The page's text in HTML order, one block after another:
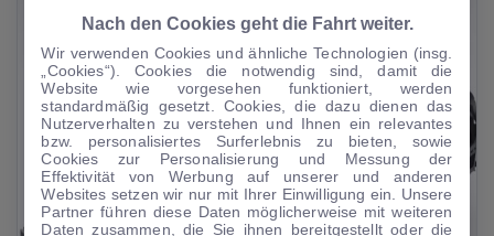
Nach den Cookies geht die Fahrt weiter.
Wir verwenden Cookies und ähnliche Technologien (insg.
„Cookies“). Cookies die notwendig sind, damit die
Website wie vorgesehen funktioniert, werden
standardmäßig gesetzt. Cookies, die dazu dienen das
Nutzerverhalten zu verstehen und Ihnen ein relevantes
bzw. personalisiertes Surferlebnis zu bieten, sowie
Cookies zur Personalisierung und Messung der
Effektivität von Werbung auf unserer und anderen
Websites setzen wir nur mit Ihrer Einwilligung ein. Unsere
Partner führen diese Daten möglicherweise mit weiteren
Daten zusammen, die Sie ihnen bereitgestellt oder die